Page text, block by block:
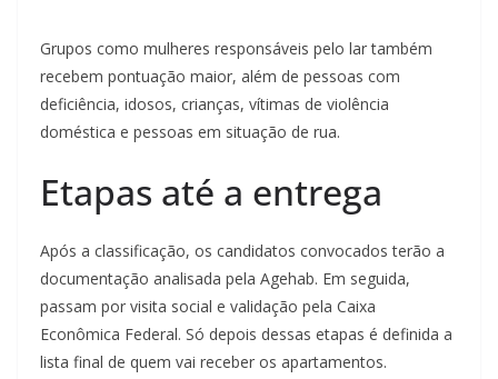
Grupos como mulheres responsáveis pelo lar também
recebem pontuação maior, além de pessoas com
deficiência, idosos, crianças, vítimas de violência
doméstica e pessoas em situação de rua.
Etapas até a entrega
Após a classificação, os candidatos convocados terão a
documentação analisada pela Agehab. Em seguida,
passam por visita social e validação pela Caixa
Econômica Federal. Só depois dessas etapas é definida a
lista final de quem vai receber os apartamentos.